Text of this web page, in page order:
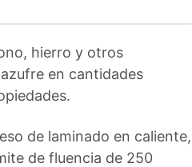
hierro y otros
en cantidades
de laminado en caliente,
de fluencia de 250